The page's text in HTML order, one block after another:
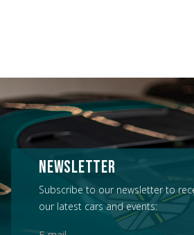
NEWSLETTER
Subscribe to our newsletter to
our latest cars and events: